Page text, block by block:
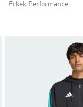
Erkek Performance